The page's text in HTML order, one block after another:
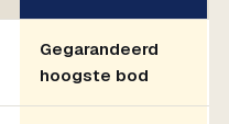
Gegarandeerd
hoogste bod